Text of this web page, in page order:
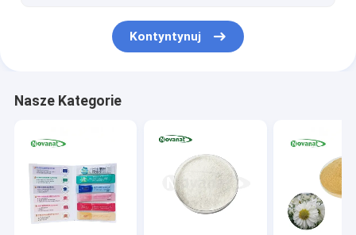
Peptyd kolagenu rybiego
Kontyntynuj
Nasze Kategorie